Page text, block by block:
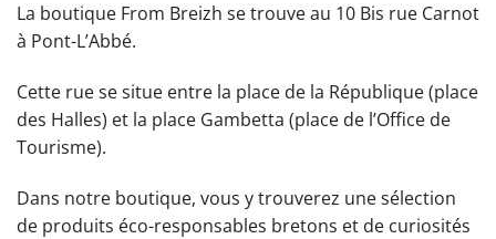
La boutique From Breizh se trouve au 10 Bis rue Carnot
à Pont-L’Abbé.
Cette rue se situe entre la place de la République (place
des Halles) et la place Gambetta (place de l’Office de
Tourisme).
Dans notre boutique, vous y trouverez une sélection
de produits éco-responsables bretons et de curiosités